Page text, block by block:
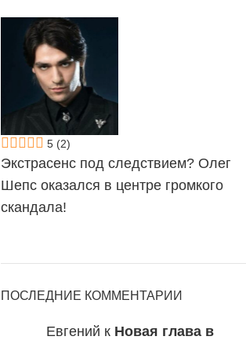
5 (2)
Экстрасенс под следствием? Олег
Шепс оказался в центре громкого
скандала!
ПОСЛЕДНИЕ КОММЕНТАРИИ
Евгений к Новая глава в